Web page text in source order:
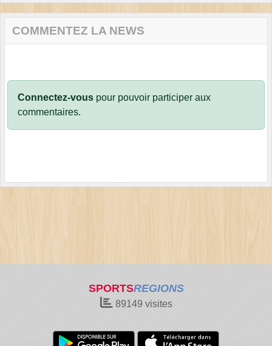
COMMENTEZ LA NEWS
Connectez-vous pour pouvoir participer aux
commentaires.
SPORTSREGIONS
89149 visites